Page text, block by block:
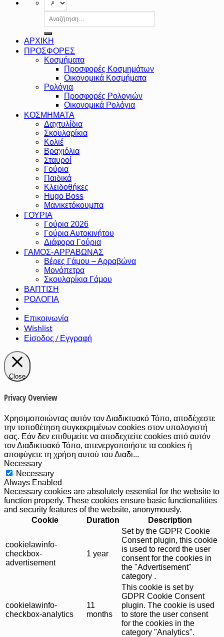
Αναζήτηση
για:
ΑΡΧΙΚΗ
ΠΡΟΣΦΟΡΕΣ
Κοσμήματα
Προσφορές Κοσμημάτων
Οικονομικά Κοσμήματα
Ρολόγια
Προσφορές Ρολογιών
Οικονομικά Ρολόγια
ΚΟΣΜΗΜΑΤΑ
Δαχτυλίδια
Σκουλαρίκια
Κολιέ
Βραχιόλια
Σταυροί
Γούρια
Παιδικά
Κλειδοθήκες
Hugo Boss
Μανικετόκουμπα
ΓΟΥΡΙΑ
Γούρια 2026
Γούρια Αυτοκινήτου
Διάφορα Γούρια
ΓΑΜΟΣ-ΑΡΡΑΒΩΝΑΣ
Βέρες Γάμου – Αρραβώνα
Μονόπετρα
Σκουλαρίκια Γάμου
ΒΑΠΤΙΣΗ
ΡΟΛΟΓΙΑ
Επικοινωνία
Wishlist
Είσοδος / Εγγραφή
Close
Privacy Overview
Χρησιμοποιώντας αυτόν τον Διαδικτυακό Τόπο, αποδέχεστε
την τοποθέτηση συγκεκριμένων cookies στον υπολογιστή
σας. Εάν δεν επιθυμείτε να αποδεχτείτε cookies από αυτόν
τον Διαδικτυακό Τόπο, απενεργοποιήστε τα cookies ή
αποφύγετε τη χρήση αυτού του Διαδι...
Necessary
Necessary
Always Enabled
Necessary cookies are absolutely essential for the website to
function properly. These cookies ensure basic functionalities
and security features of the website, anonymously.
Cookie
Duration Description
cookielawinfo-
checkbox-
advertisement
1 year
Set by the GDPR Cookie
Consent plugin, this cookie
is used to record the user
consent for the cookies in
the "Advertisement"
category .
cookielawinfo-
checkbox-analytics
11
months
This cookie is set by
GDPR Cookie Consent
plugin. The cookie is used
to store the user consent
for the cookies in the
category "Analytics".